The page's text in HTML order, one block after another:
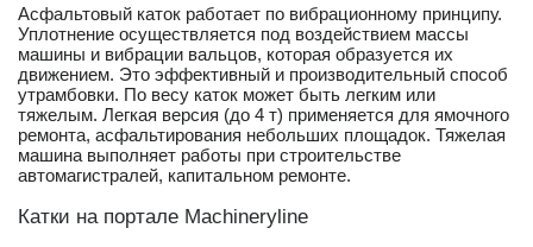
Асфальтовый каток работает по вибрационному принципу.
Уплотнение осуществляется под воздействием массы
машины и вибрации вальцов, которая образуется их
движением. Это эффективный и производительный способ
утрамбовки. По весу каток может быть легким или
тяжелым. Легкая версия (до 4 т) применяется для ямочного
ремонта, асфальтирования небольших площадок. Тяжелая
машина выполняет работы при строительстве
автомагистралей, капитальном ремонте.
Катки на портале Machineryline